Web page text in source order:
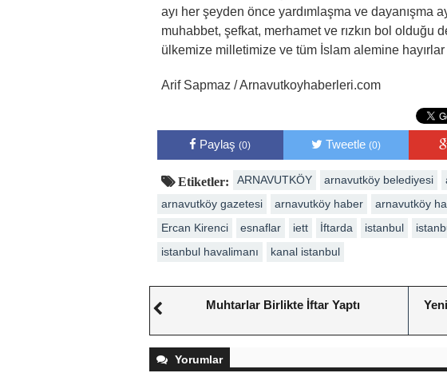
ayı her şeyden önce yardımlaşma ve dayanışma
muhabbet, şefkat, merhamet ve rızkın bol olduğu
ülkemize milletimize ve tüm İslam alemine
Arif Sapmaz / Arnavutkoyhaberleri.com
Paylaş(0) Tweetle (0)
Etiketler: ARNAVUTKÖY arnavutköy belediyesi
arnavutköy gazetesi
arnavutköy haber arnavutköy
Ercan Kirenci
esnaflar iett İftarda istanbul
istanbul havalimanı
kanal istanbul
Muhtarlar Birlikte İftar Yaptı
Yorumlar